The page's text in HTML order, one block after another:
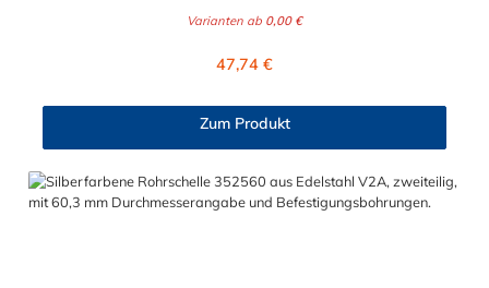
Schweißkonstruktionen. Lieferumfang: Rohrschelle nach DIN
Abmessungen auf Anfrage möglich!
Varianten ab 0,00 €
Regulärer Preis:
47,74 €
Zum Produkt